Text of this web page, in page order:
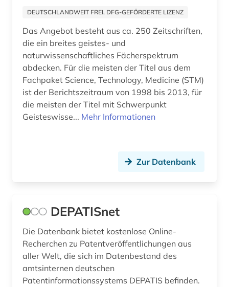
wissenschaftliche zeitschrift (1)
wissenschaftlicher text (1)
wörterbuch (1)
zeitschrift (3)
zeitschriftenaufsatz (2)
zivilschutz (2)
DEUTSCHLANDWEIT FREI, DFG-GEFÖRDERTE LIZENZ
Das Angebot besteht aus ca. 250 Zeitschriften,
die ein breites geistes- und
naturwissenschaftliches Fächerspektrum
abdecken. Für die meisten der Titel aus dem
Fachpaket Science, Technology, Medicine (STM)
ist der Berichtszeitraum von 1998 bis 2013, für
die meisten der Titel mit Schwerpunkt
Geisteswisse... Mehr Informationen
Zur Datenbank
DEPATISnet
Die Datenbank bietet kostenlose Online-
Recherchen zu Patentveröffentlichungen aus
aller Welt, die sich im Datenbestand des
amtsinternen deutschen
Patentinformationssystems DEPATIS befinden.